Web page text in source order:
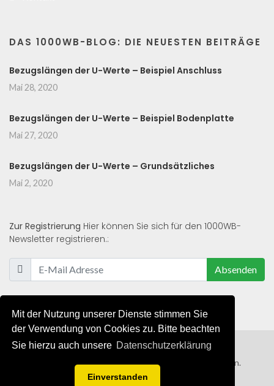
Mit der Nutzung unserer Dienste stimmen Sie
der Verwendung von Cookies zu. Bitte beachten
Sie hierzu auch unsere Datenschutzerklärung
Einverstanden
DAS 1000WB-BLOG: DIE NEUESTEN BEITRÄGE
Bezugslängen der U-Werte – Beispiel Anschluss
Mai 28, 2020
Bezugslängen der U-Werte – Beispiel Bodenplatte
Mai 27, 2020
Bezugslängen der U-Werte – Grundsätzliches
Mai 2, 2020
Zur Registrierung Hier können Sie sich für den 1000WB-
Newsletter registrieren.:
Absenden
© 2019 - 2021 - Alle Rechte von 1000WB vorbehalten.
AGB/Datenschutzerklärung